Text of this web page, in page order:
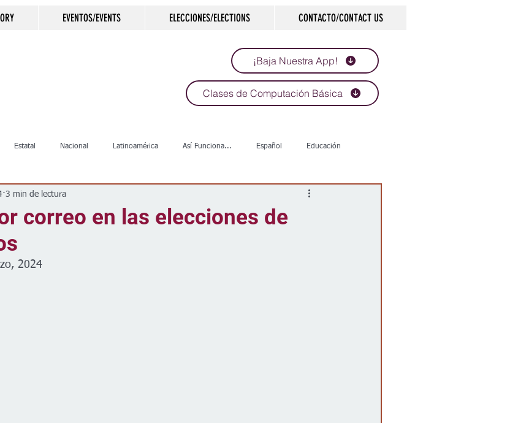
EVENTOS/EVENTS ELECCIONES/ELECTIONS CONTACTO/CONTACT US
¡Baja Nuestra App!
Clases de Computación Básica
Estatal Nacional Latinoamérica Así Funciona... Español Educación
Arte & Cultura
correo en las elecciones de
3 min de lectura
2024